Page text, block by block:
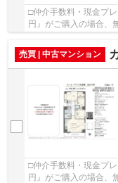
□仲介手数料・現金プ
円』がご購入の場合
最寄駅 つくばエクス
売買 | 中古マンション
カ
□仲介手数料・現金プ
円』がご購入の場合